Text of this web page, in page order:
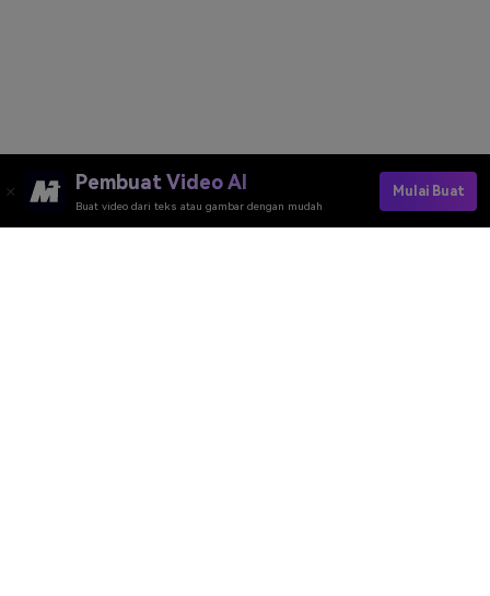
Pembuat Video AI
Buat video dari teks atau gambar dengan mudah
Mulai Buat